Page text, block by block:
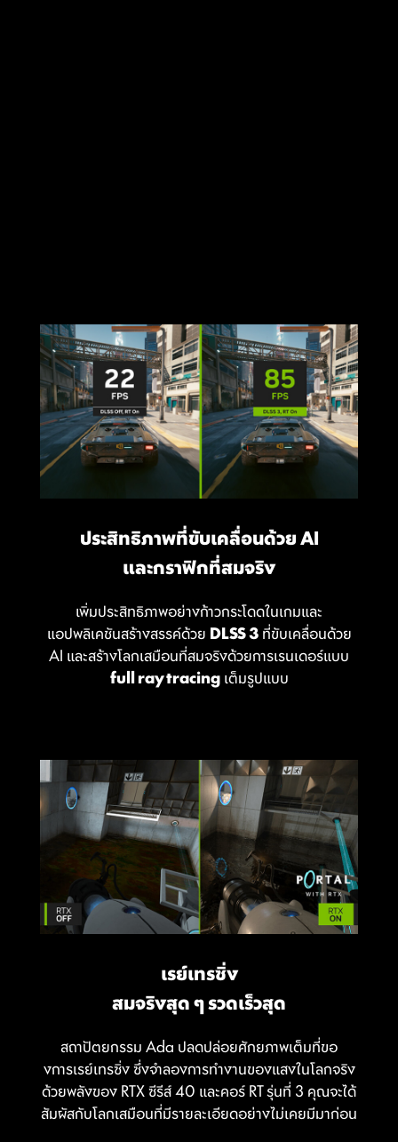
ประสิทธิภาพที่ขับเคลื่อนด้วย AI
และกราฟิกที่สมจริง
เพิ่มประสิทธิภาพอย่างก้าวกระโดดในเกมและ
แอปพลิเคชันสร้างสรรค์ด้วย DLSS 3ที่ขับเคลื่อนด้วย
AI และสร้างโลกเสมือนที่สมจริงด้วยการเรนเดอร์แบบ
full ray tracingเต็มรูปแบบ
เรย์เทรซิ่ง
สมจริงสุด ๆ รวดเร็วสุด
สถาปัตยกรรม Ada ปลดปล่อยศักยภาพเต็มที่ขอ
งการเรย์เทรซิ่ง ซึ่งจำลองการทำงานของแสงในโลกจริง
ด้วยพลังของ RTX ซีรีส์ 40 และคอร์ RT รุ่นที่ 3 คุณจะได้
สัมผัสกับโลกเสมือนที่มีรายละเอียดอย่างไม่เคยมีมาก่อน